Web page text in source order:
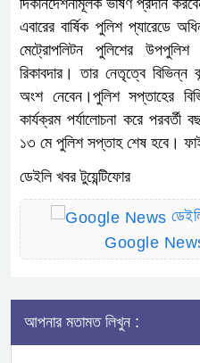
দিকনির্দেশনামূলক ভাষণ প্রদান
এবারের বার্ষিক পুলিশ প্যারেডে
মেট্রোপলিটন পুলিশের উপপুলিশ
রিকাবদার। তার নেতৃত্বে বিভিন্ন
অংশ নেবেন।পুলিশ সপ্তাহের
কার্যক্রম পর্যালোচনা করে পরবর্তী
১৩ মে পুলিশ সপ্তাহ শেষ হবে।
ডেইলি খবর টুয়েন্টিফোর
Google
আপনার মতামত লিখুন :